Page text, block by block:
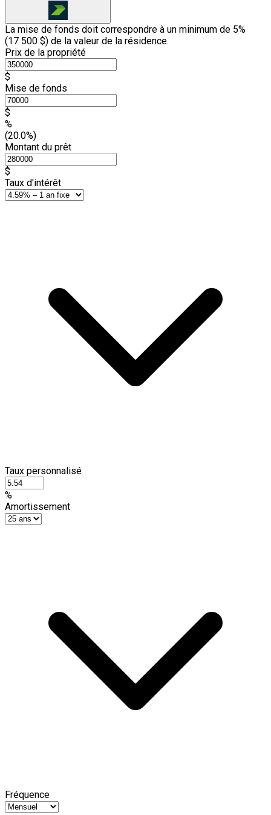
La mise de fonds doit correspondre à un minimum de 5%
(17 500 $) de la valeur de la résidence.
Prix de la propriété
$
Mise de fonds
$
%
(20.0%)
Montant du prêt
$
Taux d'intérêt
Taux personnalisé
%
Amortissement
Fréquence